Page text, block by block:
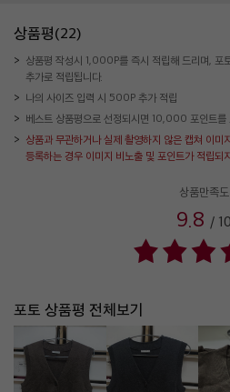
상품평(22)
상품평 작성시 1,000P를 즉시 적립해 드리며,
추가로 적립됩니다.
나의 사이즈 입력 시 500P 추가 적립
베스트 상품평으로 선정되시면 10,000 포인트를
상품과 무관하거나 실제 촬영하지 않은 캡쳐 이미
등록하는 경우 이미지 비노출 및 포인트가 적립되
상품만족도
9.8 / 10
포토 상품평 전체보기